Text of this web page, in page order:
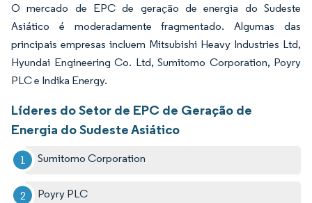
O mercado de EPC de geração de energia do Sudeste
Asiático é moderadamente fragmentado. Algumas das
principais empresas incluem Mitsubishi Heavy Industries Ltd,
Hyundai Engineering Co. Ltd, Sumitomo Corporation, Poyry
PLC e Indika Energy.
Líderes do Setor de EPC de Geração de
Energia do Sudeste Asiático
Sumitomo Corporation
Poyry PLC